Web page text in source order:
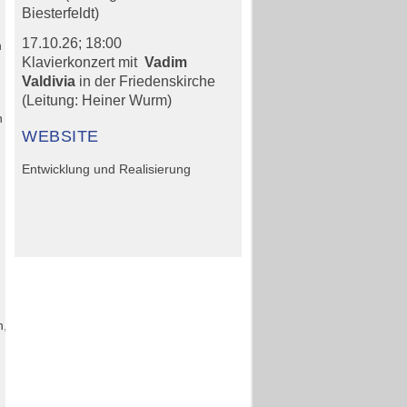
Biesterfeldt)
17.10.26; 18:00
Klavierkonzert mit Vadim
Valdivia in der Friedenskirche
(Leitung: Heiner Wurm)
WEBSITE
Entwicklung und Realisierung